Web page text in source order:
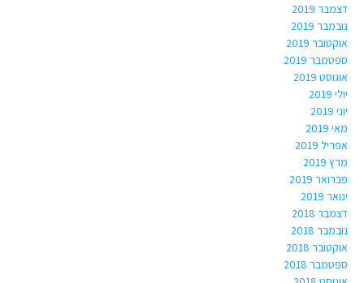
דצמבר 2019
נובמבר 2019
אוקטובר 2019
ספטמבר 2019
אוגוסט 2019
יולי 2019
יוני 2019
מאי 2019
אפריל 2019
מרץ 2019
פברואר 2019
ינואר 2019
דצמבר 2018
נובמבר 2018
אוקטובר 2018
ספטמבר 2018